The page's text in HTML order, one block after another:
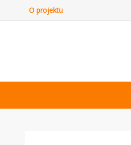
O projektu